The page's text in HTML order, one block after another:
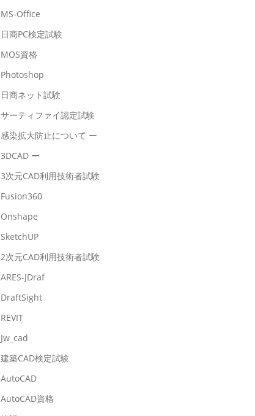
MS-Office
日商PC検定試験
MOS資格
Photoshop
日商ネット試験
サーティファイ認定試験
感染拡大防止について ー
3DCAD ー
3次元CAD利用技術者試験
Fusion360
Onshape
SketchUP
2次元CAD利用技術者試験
ARES-JDraf
DraftSight
REVIT
Jw_cad
建築CAD検定試験
AutoCAD
AutoCAD資格